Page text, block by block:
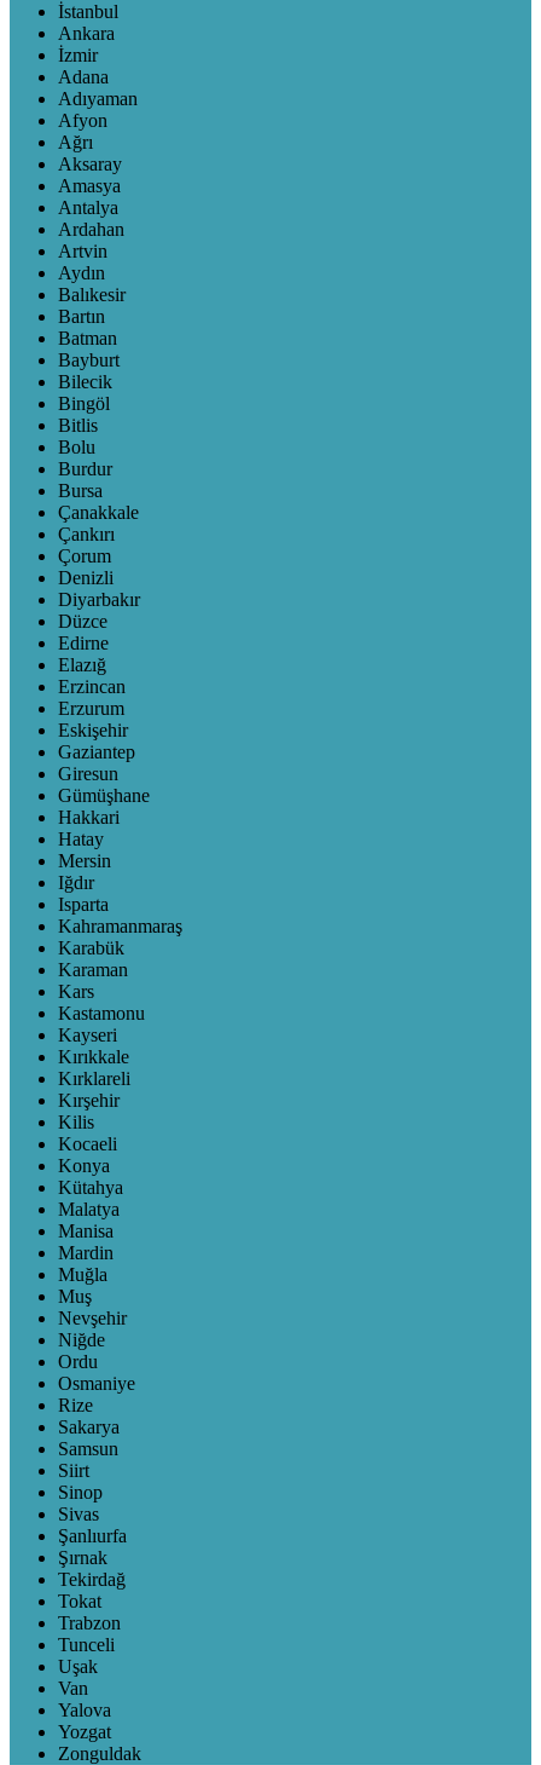
İstanbul
Ankara
İzmir
Adana
Adıyaman
Afyon
Ağrı
Aksaray
Amasya
Antalya
Ardahan
Artvin
Aydın
Balıkesir
Bartın
Batman
Bayburt
Bilecik
Bingöl
Bitlis
Bolu
Burdur
Bursa
Çanakkale
Çankırı
Çorum
Denizli
Diyarbakır
Düzce
Edirne
Elazığ
Erzincan
Erzurum
Eskişehir
Gaziantep
Giresun
Gümüşhane
Hakkari
Hatay
Mersin
Iğdır
Isparta
Kahramanmaraş
Karabük
Karaman
Kars
Kastamonu
Kayseri
Kırıkkale
Kırklareli
Kırşehir
Kilis
Kocaeli
Konya
Kütahya
Malatya
Manisa
Mardin
Muğla
Muş
Nevşehir
Niğde
Ordu
Osmaniye
Rize
Sakarya
Samsun
Siirt
Sinop
Sivas
Şanlıurfa
Şırnak
Tekirdağ
Tokat
Trabzon
Tunceli
Uşak
Van
Yalova
Yozgat
Zonguldak